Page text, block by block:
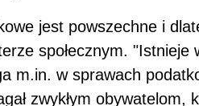
jest powszechne i
społecznym. "Istnieje
m.in. w sprawach
zwykłym obywatelom,